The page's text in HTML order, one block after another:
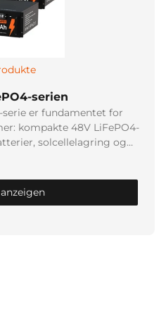
serien
serie er fundamentet for
kompakte 48V LiFePO4-
solcellelagring og
og effektive 48V-
du vil bygge et skalerbart